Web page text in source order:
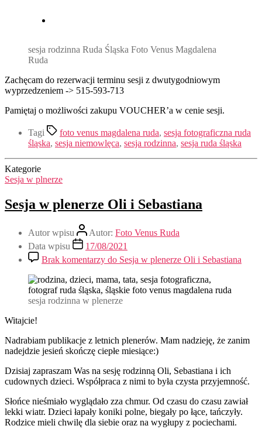
sesja rodzinna Ruda Śląska Foto Venus Magdalena
Ruda
Zachęcam do rezerwacji terminu sesji z dwutygodniowym
wyprzedzeniem -> 515-593-713
Pamiętaj o możliwości zakupu VOUCHER’a w cenie sesji.
Tagi foto venus magdalena ruda, sesja fotograficzna ruda
śląska, sesja niemowlęca, sesja rodzinna, sesja ruda śląska
Kategorie
Sesja w plnerze
Sesja w plenerze Oli i Sebastiana
Autor wpisu Autor: Foto Venus Ruda
Data wpisu
17/08/2021
Brak komentarzy do Sesja w plenerze Oli i Sebastiana
sesja rodzinna w plenerze
Witajcie!
Nadrabiam publikacje z letnich plenerów. Mam nadzieję, że zanim
nadejdzie jesień skończę ciepłe miesiące:)
Dzisiaj zapraszam Was na sesję rodzinną Oli, Sebastiana i ich
cudownych dzieci. Współpraca z nimi to była czysta przyjemność.
Słońce nieśmiało wyglądało zza chmur. Od czasu do czasu zawiał
lekki wiatr. Dzieci łapały koniki polne, biegały po łące, tańczyły.
Rodzice mieli chwilę dla siebie oraz na wygłupy z pociechami.